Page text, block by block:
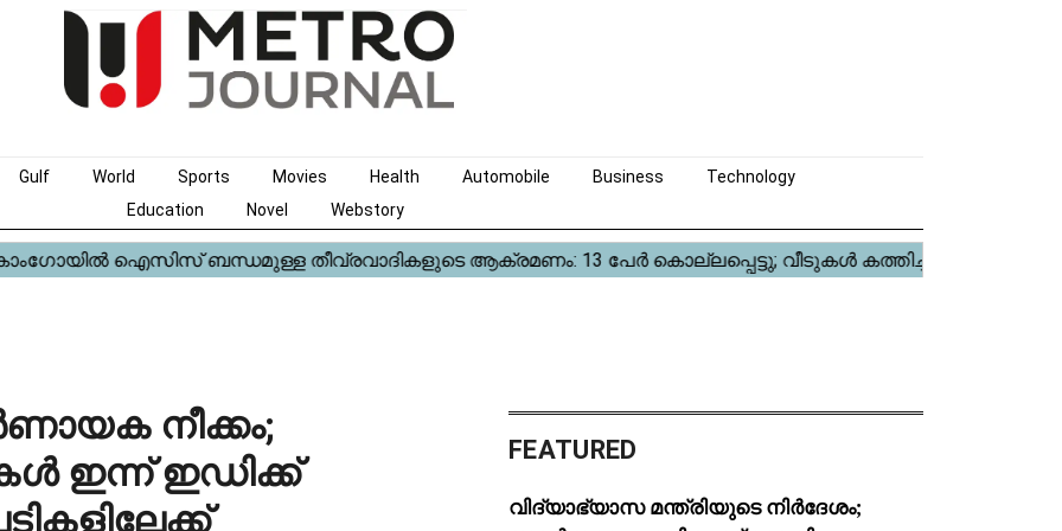
Gulf World Sports Movies Health Automobile Business
Technology
Education
Novel Webstory
നീക്കം;
ഇഡിക്ക്
FEATURED
വിദ്യാഭ്യാസ മന്ത്രിയുടെ നിർദേശം;